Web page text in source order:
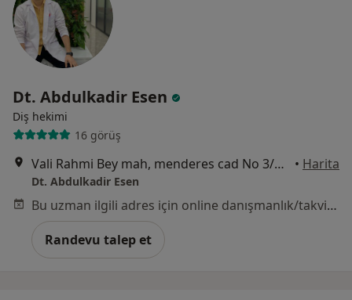
Dt. Abdulkadir Esen
Diş hekimi
16 görüş
Vali Rahmi Bey mah, menderes cad No 3/A, İzmir • Harita
Dt. Abdulkadir Esen
Bu uzman ilgili adres için online danışmanlık/takvim sunmuyor.
Randevu talep et